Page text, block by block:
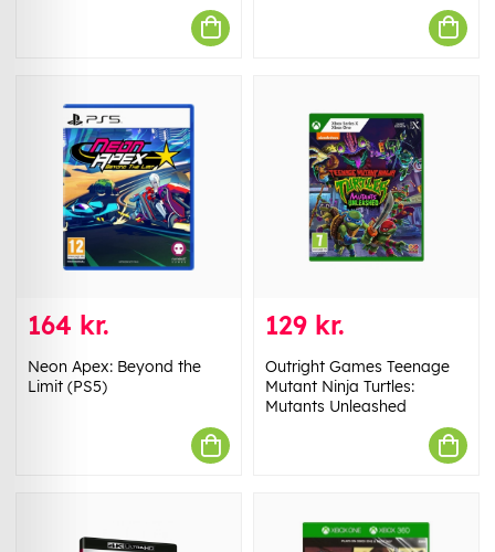
164 kr.
Neon Apex: Beyond the
Limit (PS5)
129 kr.
Outright Games Teenage
Mutant Ninja Turtles:
Mutants Unleashed